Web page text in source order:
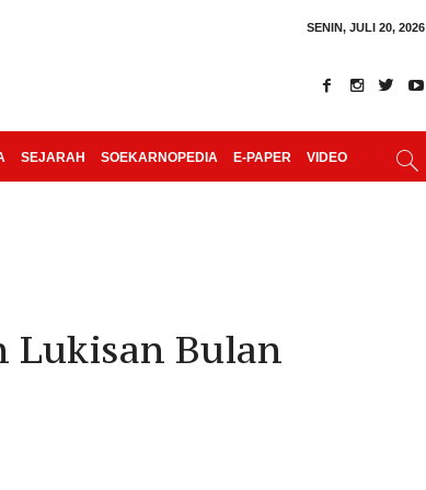
SENIN, JULI 20, 2026
SEJARAH SOEKARNOPEDIA E-PAPER VIDEO
Lukisan Bulan